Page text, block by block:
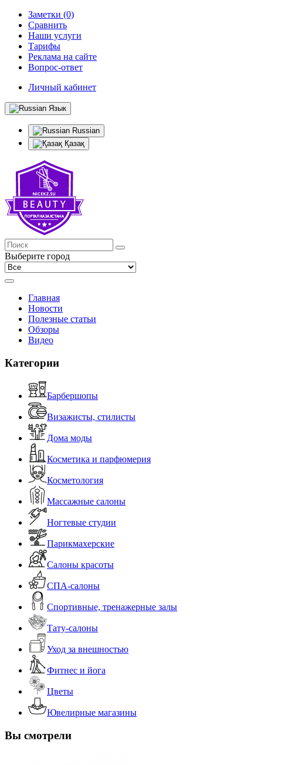
Заметки (0)
Сравнить
Наши услуги
Тарифы
Реклама на сайте
Вопрос-ответ
Личный кабинет
Язык
Russian
Қазақ
Выберите город
Главная
Новости
Полезные статьи
Обзоры
Видео
Категории
Барбершопы
Визажисты, стилисты
Дома моды
Косметика и парфюмерия
Косметология
Массажные салоны
Ногтевые студии
Парикмахерские
Салоны красоты
СПА-салоны
Спортивные, тренажерные залы
Тату-салоны
Уход за внешностью
Фитнес и йога
Цветы
Ювелирные магазины
Вы смотрели